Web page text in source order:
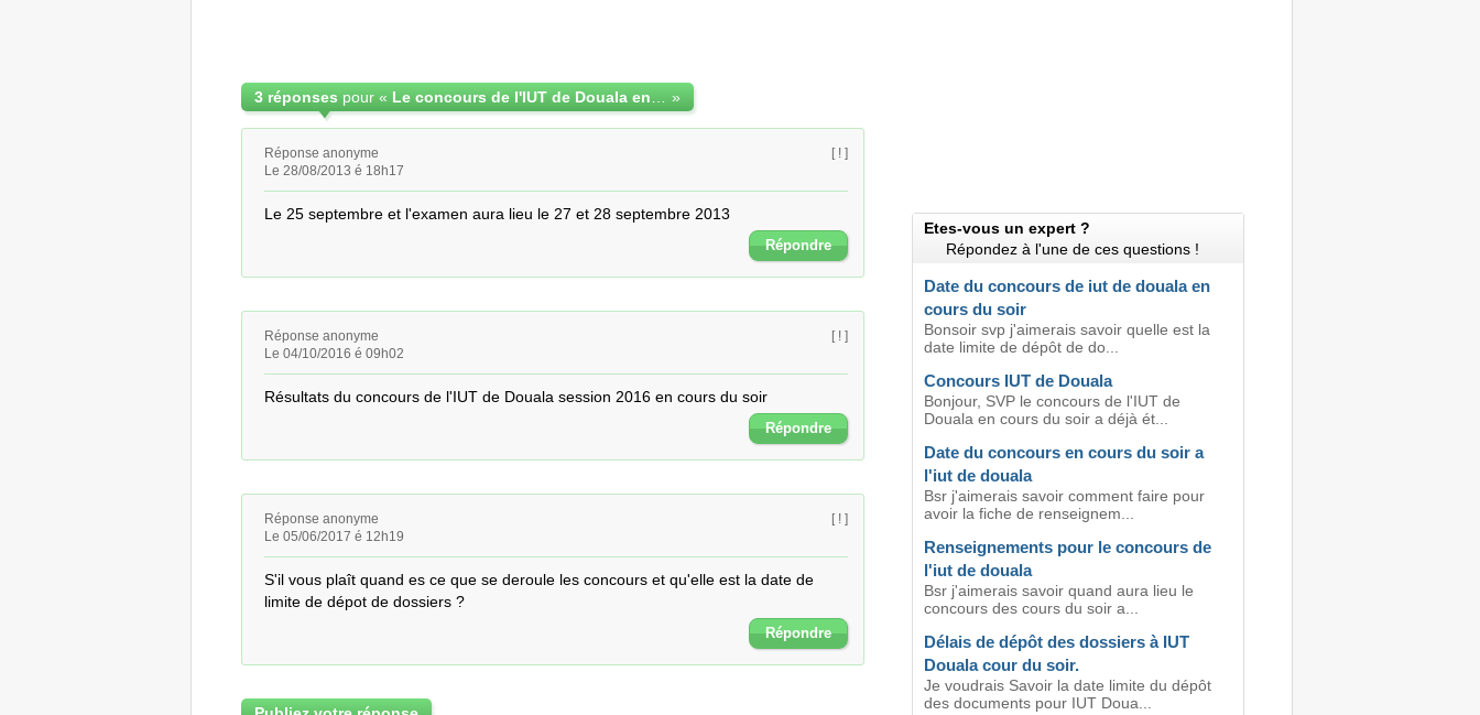
3 réponses pour « »
Réponse anonyme
Le 28/08/2013 é 18h17
[ ! ]
Le 25 septembre et l'examen aura lieu le 27 et 28 septembre 2013
Répondre
Réponse anonyme
Le 04/10/2016 é 09h02
[ ! ]
Résultats du concours de l'IUT de Douala session 2016 en cours du soir
Répondre
Réponse anonyme
Le 05/06/2017 é 12h19
[ ! ]
S'il vous plaît quand es ce que se deroule les concours et qu'elle est la date de
limite de dépot de dossiers ?
Répondre
Etes-vous un expert ?
Répondez à l'une de ces questions !
Date du concours de iut de douala en
cours du soir
Bonsoir svp j'aimerais savoir quelle est la
date limite de dépôt de do...
Concours IUT de Douala
Bonjour, SVP le concours de l'IUT de
Douala en cours du soir a déjà ét...
Date du concours en cours du soir a
l'iut de douala
Bsr j'aimerais savoir comment faire pour
avoir la fiche de renseignem...
Renseignements pour le concours de
l'iut de douala
Bsr j'aimerais savoir quand aura lieu le
concours des cours du soir a...
Délais de dépôt des dossiers à IUT
Douala cour du soir.
Je voudrais Savoir la date limite du dépôt
des documents pour IUT Doua...